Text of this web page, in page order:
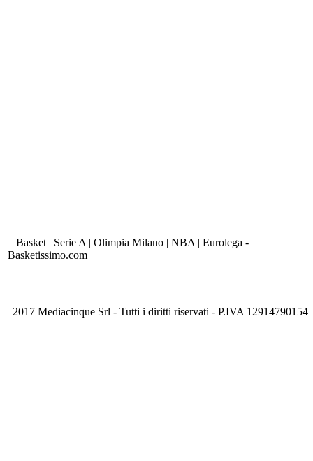
Basket | Serie A | Olimpia Milano | NBA | Eurolega -
Basketissimo.com
2017 Mediacinque Srl - Tutti i diritti riservati - P.IVA 12914790154